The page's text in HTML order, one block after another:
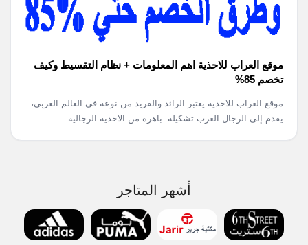
موقع العراب للاحذية اهم المعلومات + نظام التقسيط وكيف
تخصم 85%
موقع العراب للاحذية يعتبر الرائد والفريد من نوعه في العالم العربي،
يقدم إلى الرجال العرب تشكيلة باهرة من الاحذية الرجالية...
أشهر المتاجر